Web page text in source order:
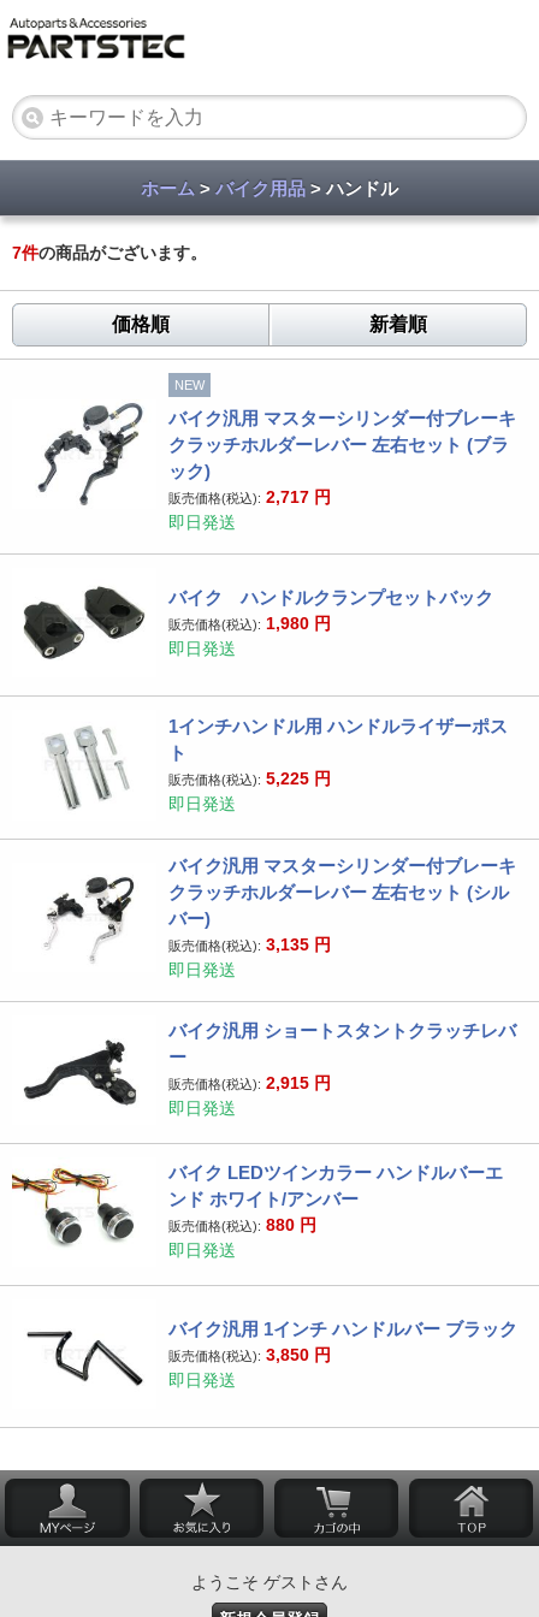
ホーム > バイク用品 > ハンドル
7件の商品がございます。
価格順 新着順
NEW
バイク汎用 マスターシリンダー付ブレーキ
クラッチホルダーレバー 左右セット (ブラ
ック)
販売価格(税込): 2,717 円
即日発送
バイク ハンドルクランプセットバック
販売価格(税込): 1,980 円
即日発送
1インチハンドル用 ハンドルライザーポス
ト
販売価格(税込): 5,225 円
即日発送
バイク汎用 マスターシリンダー付ブレーキ
クラッチホルダーレバー 左右セット (シル
バー)
販売価格(税込): 3,135 円
即日発送
バイク汎用 ショートスタントクラッチレバ
ー
販売価格(税込): 2,915 円
即日発送
バイク LEDツインカラー ハンドルバーエ
ンド ホワイト/アンバー
販売価格(税込): 880 円
即日発送
バイク汎用 1インチ ハンドルバー ブラック
販売価格(税込): 3,850 円
即日発送
ようこそ ゲストさん